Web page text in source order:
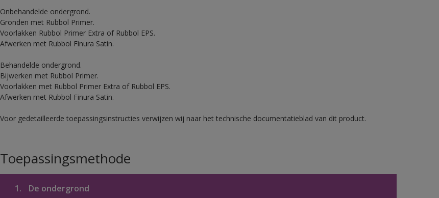
Onbehandelde ondergrond.
Gronden met Rubbol Primer.
Voorlakken Rubbol Primer Extra of Rubbol EPS.
Afwerken met Rubbol Finura Satin.
Behandelde ondergrond.
Bijwerken met Rubbol Primer.
Voorlakken met Rubbol Primer Extra of Rubbol EPS.
Afwerken met Rubbol Finura Satin.
Voor gedetailleerde toepassingsinstructies verwijzen wij naar het technische documentatieblad van dit product.
Toepassingsmethode
1. De ondergrond